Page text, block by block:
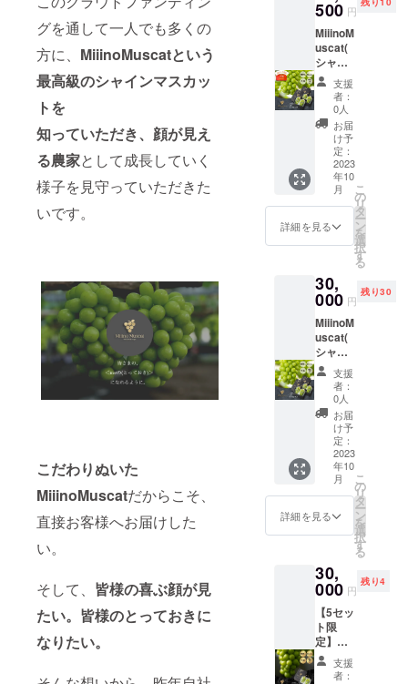
グを通して一人でも多くの
方に、 MiiinoMuscatという
最高級のシャインマスカッ
トを
知っていただき、顔が見え
る農家として成長していく
様子を見守っていただきた
いです。
こだわりぬいた
MiiinoMuscatだからこそ、
直接お客様へお届けした
い。
そして、 皆様の喜ぶ顔が見
たい。皆様のとっておきに
なりたい。
500 円
MiiinoM
uscat(
シャイ
ンマス
カット)
４房(1
房約
800g)
お礼
メール
支援
者：
0人
お届
け予
定：
2023
年10
月
詳細を見る
こ
の
リ
タ
ー
ン
を
選
択
す
る
30,
000 円
残り30
MiiinoM
uscat(
シャイ
ンマス
カット)
４房(1
房約
800g)
お礼
メール
支援
者：
0人
お届
け予
定：
2023
年10
月
詳細を見る
こ
の
リ
タ
ー
ン
を
選
択
す
る
30,
000 円
残り4
【5セッ
ト限
定】最
高級
MiiinoM
支援
者：